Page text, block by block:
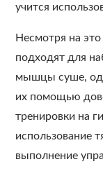
учится
Несмотря на
подходят для
мышцы суше,
их помощью
тренировки на
использование
выполнение